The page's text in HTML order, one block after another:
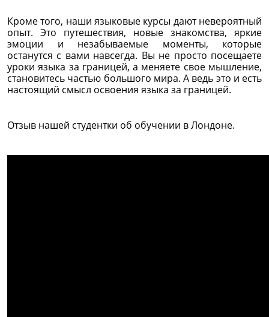
Кроме того, наши языковые курсы дают невероятный
опыт. Это путешествия, новые знакомства, яркие
эмоции и незабываемые моменты, которые
останутся с вами навсегда. Вы не просто посещаете
уроки языка за границей, а меняете свое мышление,
становитесь частью большого мира. А ведь это и есть
настоящий смысл освоения языка за границей.
Отзыв нашей студентки об обучении в Лондоне.